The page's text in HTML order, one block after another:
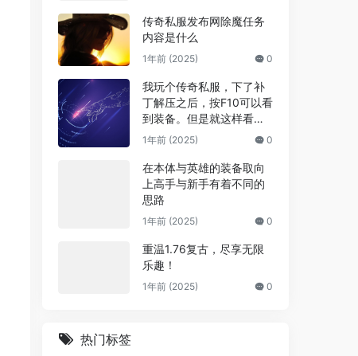
传奇私服发布网除魔任务
内容是什么
1年前 (2025) 0
我玩个传奇私服，下了补
丁解压之后，按F10可以看
到装备。但是就这样看就
看不到衣服和武器，这是
1年前 (2025) 0
在本体与英雄的装备取向
上高手与新手有着不同的
思路
1年前 (2025) 0
重温1.76复古，尽享无限
乐趣！
1年前 (2025) 0
热门标签